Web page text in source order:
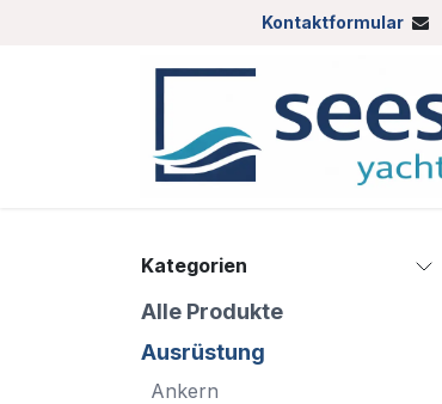
Kontaktformular
Kategorien
Alle Produkte
Ausrüstung
Ankern